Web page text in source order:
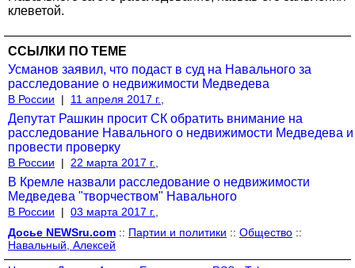
клеветой.
ССЫЛКИ ПО ТЕМЕ
Усманов заявил, что подаст в суд на Навального за
расследование о недвижимости Медведева
В России | 11 апреля 2017 г.,
Депутат Рашкин просит СК обратить внимание на
расследование Навального о недвижимости Медведева и
провести проверку
В России | 22 марта 2017 г.,
В Кремле назвали расследование о недвижимости
Медведева "творчеством" Навального
В России | 03 марта 2017 г.,
Досье NEWSru.com :: Партии и политики :: Общество ::
Навальный, Алексей